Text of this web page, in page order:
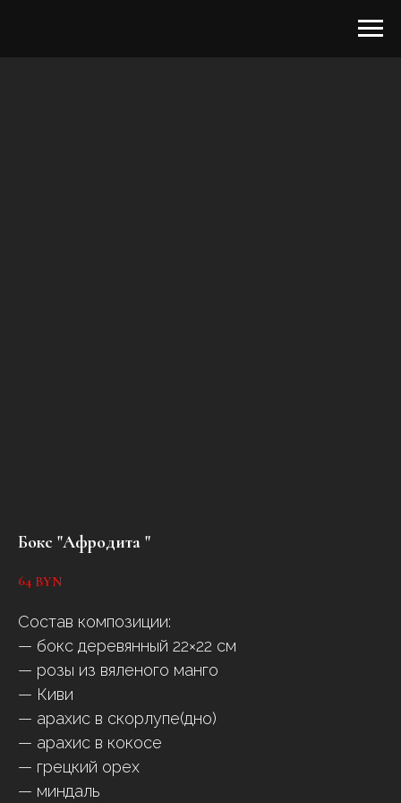
Бокс "Афродита "
64 BYN
Состав композиции:
— бокс деревянный 22×22 см
— розы из вяленого манго
— Киви
— арахис в скорлупе(дно)
— арахис в кокосе
— грецкий орех
— миндаль